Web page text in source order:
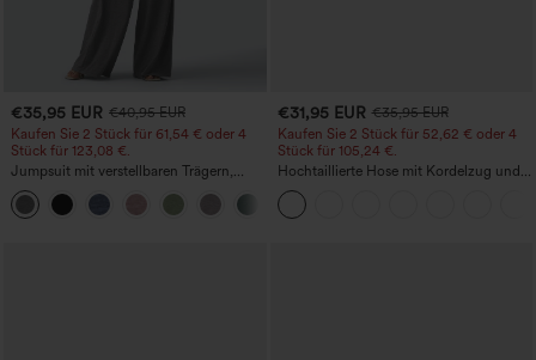
€35,95 EUR €40,95 EUR
Kaufen Sie 2 Stück für 61,54 € oder 4
Stück für 123,08 €.
Jumpsuit mit verstellbaren Trägern,
gerafftem Detail, weitem Bein und
meliertem Stoff, lässig, mit Taschen -
Easy Peezy
€31,95 EUR €35,95 EUR
Kaufen Sie 2 Stück für 52,62 € oder 4
Stück für 105,24 €.
Hochtaillierte Hose mit Kordelzug und
Taschen, weitem Bein, lässig und locker
in Leinenoptik